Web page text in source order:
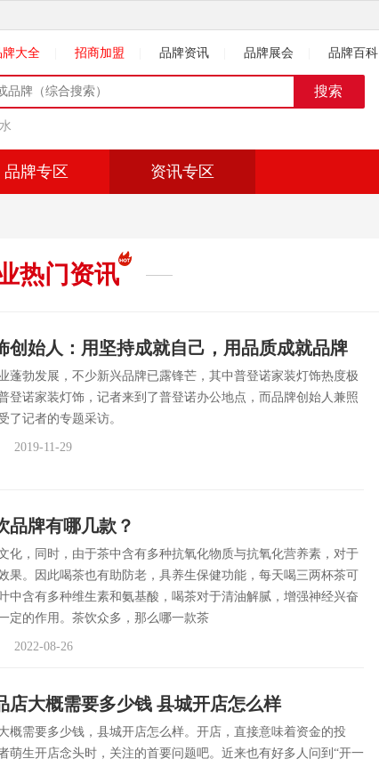
牌大全 招商加盟 品牌资讯 品牌展会 品牌百科
品牌专区 资讯专区
热门资讯
创始人：用坚持成就自己，用品质成就品牌
蓬勃发展，不少新兴品牌已露锋芒，其中普登诺家装灯饰热度极
登诺家装灯饰，记者来到了普登诺办公地点，而品牌创始人兼照
了记者的专题采访。
2019-11-29
品牌有哪几款？
化，同时，由于茶中含有多种抗氧化物质与抗氧化营养素，对于
果。因此喝茶也有助防老，具养生保健功能，每天喝三两杯茶可
中含有多种维生素和氨基酸，喝茶对于清油解腻，增强神经兴奋
定的作用。茶饮众多，那么哪一款茶
2022-08-26
店大概需要多少钱 县城开店怎么样
概需要多少钱，县城开店怎么样。开店，直接意味着资金的投
萌生开店念头时，关注的首要问题吧。近来也有好多人问到“开一